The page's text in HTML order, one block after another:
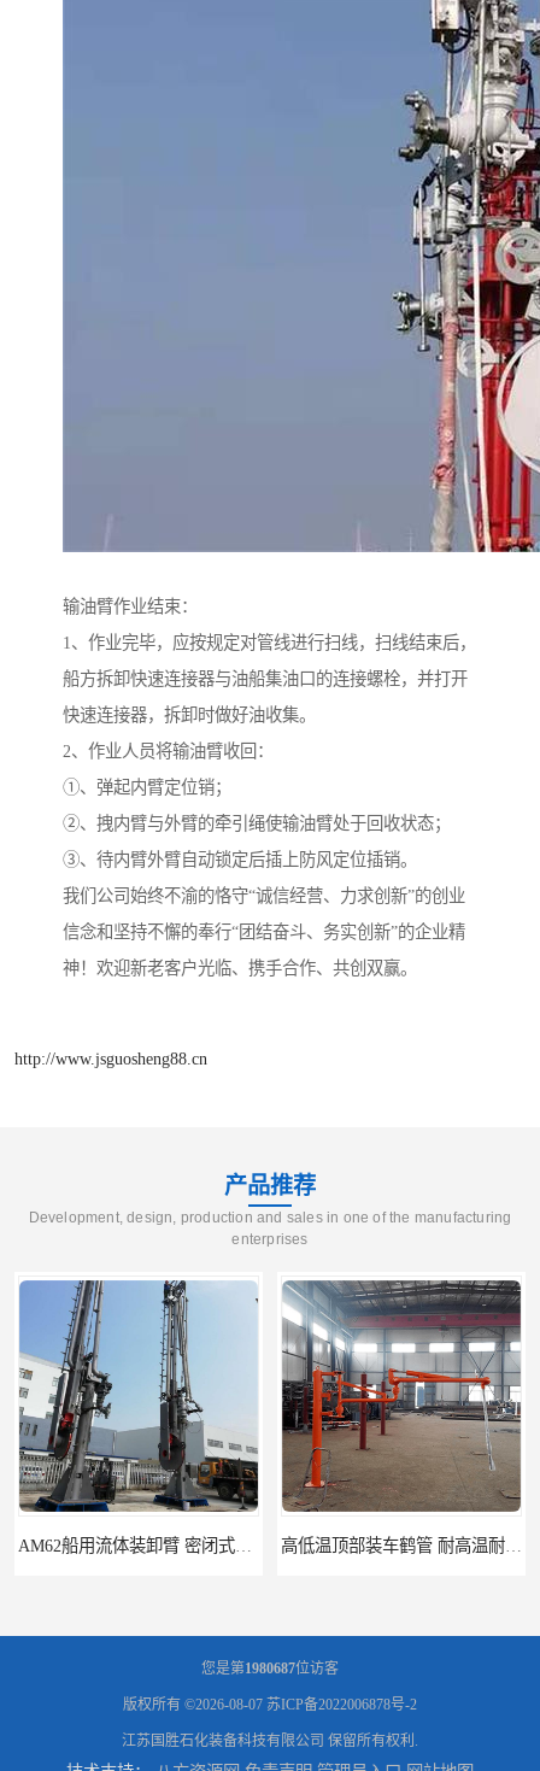
输油臂作业结束：
1、作业完毕，应按规定对管线进行扫线，扫线结束后，
船方拆卸快速连接器与油船集油口的连接螺栓，并打开
快速连接器，拆卸时做好油收集。
2、作业人员将输油臂收回：
①、弹起内臂定位销；
②、拽内臂与外臂的牵引绳使输油臂处于回收状态；
③、待内臂外臂自动锁定后插上防风定位插销。
我们公司始终不渝的恪守“诚信经营、力求创新”的创业
信念和坚持不懈的奉行“团结奋斗、务实创新”的企业精
神！欢迎新老客户光临、携手合作、共创双赢。
http://www.jsguosheng88.cn
产品推荐
Development, design, production and sales in one of the manufacturing
enterprises
鹤管_鹤管销售_鹤管供应商
您是第1980687位访客
版权所有 ©2026-08-07 苏ICP备2022006878号-2
江苏国胜石化装备科技有限公司 保留所有权利.